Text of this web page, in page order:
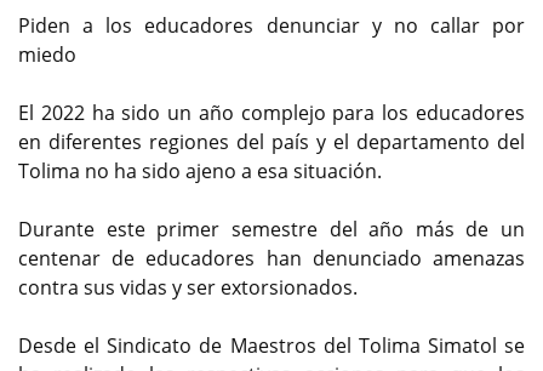
Piden a los educadores denunciar y no callar por
miedo
El 2022 ha sido un año complejo para los educadores
en diferentes regiones del país y el departamento del
Tolima no ha sido ajeno a esa situación.
Durante este primer semestre del año más de un
centenar de educadores han denunciado amenazas
contra sus vidas y ser extorsionados.
Desde el Sindicato de Maestros del Tolima Simatol se